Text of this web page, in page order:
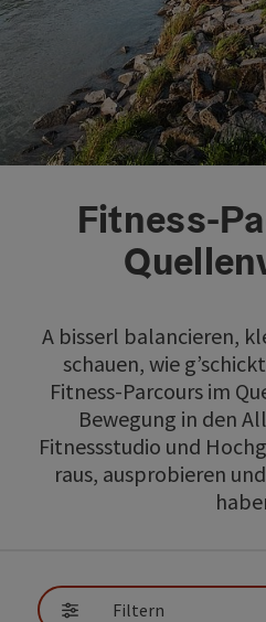
Fitness-
A bisserl balancieren,
schauen, wie
Fitness-Parcours im
Bewegung in den
Fitnessstudio und
raus, ausprobieren
Filtern